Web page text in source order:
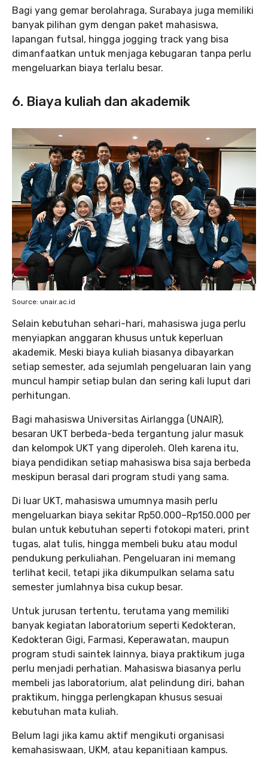
Bagi yang gemar berolahraga, Surabaya juga memiliki
banyak pilihan gym dengan paket mahasiswa,
lapangan futsal, hingga jogging track yang bisa
dimanfaatkan untuk menjaga kebugaran tanpa perlu
mengeluarkan biaya terlalu besar.
6. Biaya kuliah dan akademik
Source: unair.ac.id
Selain kebutuhan sehari-hari, mahasiswa juga perlu
menyiapkan anggaran khusus untuk keperluan
akademik. Meski biaya kuliah biasanya dibayarkan
setiap semester, ada sejumlah pengeluaran lain yang
muncul hampir setiap bulan dan sering kali luput dari
perhitungan.
Bagi mahasiswa Universitas Airlangga (UNAIR),
besaran UKT berbeda-beda tergantung jalur masuk
dan kelompok UKT yang diperoleh. Oleh karena itu,
biaya pendidikan setiap mahasiswa bisa saja berbeda
meskipun berasal dari program studi yang sama.
Di luar UKT, mahasiswa umumnya masih perlu
mengeluarkan biaya sekitar Rp50.000–Rp150.000 per
bulan untuk kebutuhan seperti fotokopi materi, print
tugas, alat tulis, hingga membeli buku atau modul
pendukung perkuliahan. Pengeluaran ini memang
terlihat kecil, tetapi jika dikumpulkan selama satu
semester jumlahnya bisa cukup besar.
Untuk jurusan tertentu, terutama yang memiliki
banyak kegiatan laboratorium seperti Kedokteran,
Kedokteran Gigi, Farmasi, Keperawatan, maupun
program studi saintek lainnya, biaya praktikum juga
perlu menjadi perhatian. Mahasiswa biasanya perlu
membeli jas laboratorium, alat pelindung diri, bahan
praktikum, hingga perlengkapan khusus sesuai
kebutuhan mata kuliah.
Belum lagi jika kamu aktif mengikuti organisasi
kemahasiswaan, UKM, atau kepanitiaan kampus.